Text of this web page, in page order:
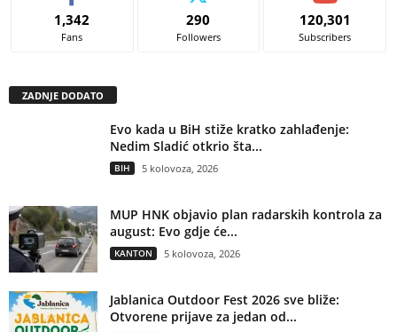
1,342
Fans
290
Followers
120,301
Subscribers
ZADNJE DODATO
Evo kada u BiH stiže kratko zahlađenje:
Nedim Sladić otkrio šta...
BIH 5 kolovoza, 2026
MUP HNK objavio plan radarskih kontrola za
august: Evo gdje će...
KANTON 5 kolovoza, 2026
Jablanica Outdoor Fest 2026 sve bliže:
Otvorene prijave za jedan od...